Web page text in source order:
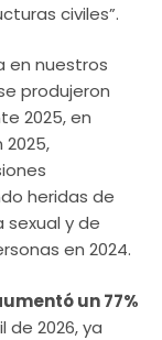
civiles”.
en nuestros
produjeron
2025, en
2025,
heridas de
sexual y de
en 2024.
un 77%
de 2026, ya